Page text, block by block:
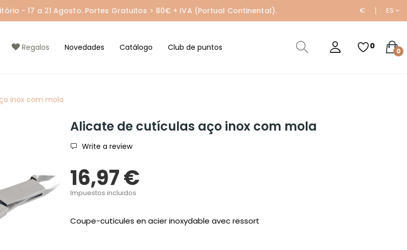
- 17 a 21 Agosto. Portes Gratuitos > 80€ + IVA (Portual Continental). € ES
Regalos Novedades Catálogo Club de puntos 0
0
inox com mola
Alicate de cutículas aço inox com mola
Write a review
16,97 €
Impuestos incluidos
Coupe-cuticules en acier inoxydable avec ressort